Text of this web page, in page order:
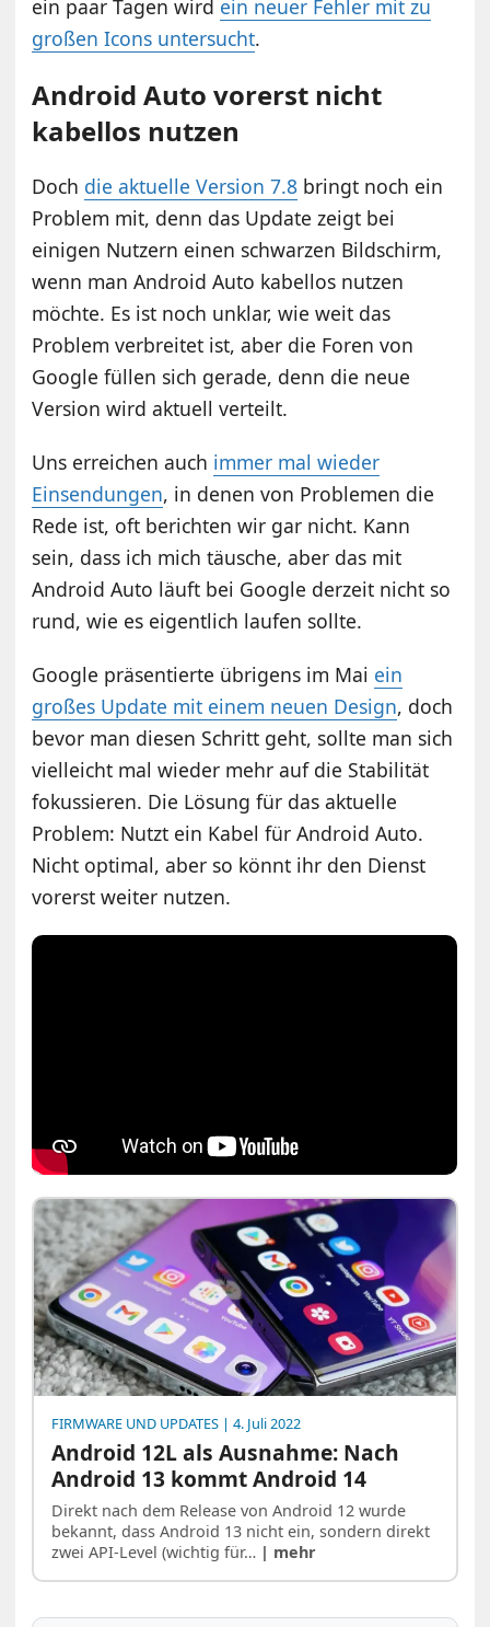
ein paar Tagen wird ein neuer Fehler mit zu
großen Icons untersucht.
Android Auto vorerst nicht
kabellos nutzen
Doch die aktuelle Version 7.8 bringt noch ein
Problem mit, denn das Update zeigt bei
einigen Nutzern einen schwarzen Bildschirm,
wenn man Android Auto kabellos nutzen
möchte. Es ist noch unklar, wie weit das
Problem verbreitet ist, aber die Foren von
Google füllen sich gerade, denn die neue
Version wird aktuell verteilt.
Uns erreichen auch immer mal wieder
Einsendungen, in denen von Problemen die
Rede ist, oft berichten wir gar nicht. Kann
sein, dass ich mich täusche, aber das mit
Android Auto läuft bei Google derzeit nicht so
rund, wie es eigentlich laufen sollte.
Google präsentierte übrigens im Mai ein
großes Update mit einem neuen Design, doch
bevor man diesen Schritt geht, sollte man sich
vielleicht mal wieder mehr auf die Stabilität
fokussieren. Die Lösung für das aktuelle
Problem: Nutzt ein Kabel für Android Auto.
Nicht optimal, aber so könnt ihr den Dienst
vorerst weiter nutzen.
FIRMWARE UND UPDATES | 4. Juli 2022
Android 12L als Ausnahme: Nach
Android 13 kommt Android 14
Direkt nach dem Release von Android 12 wurde
bekannt, dass Android 13 nicht ein, sondern direkt
zwei API-Level (wichtig für… | mehr